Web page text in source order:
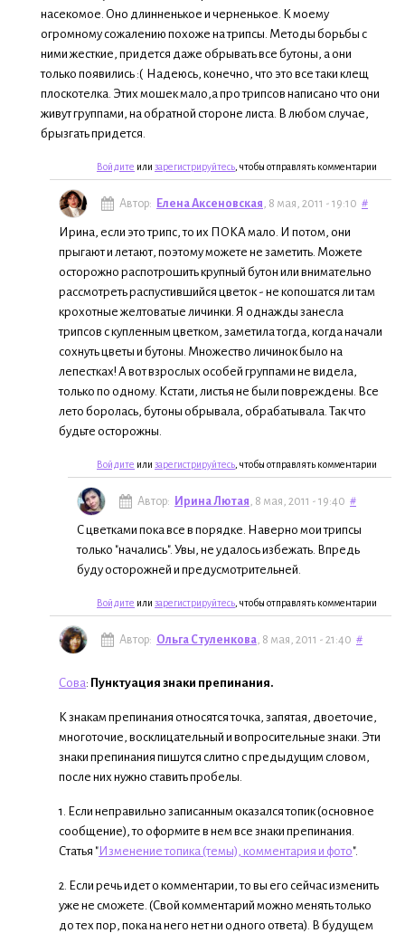
насекомое. Оно длинненькое и черненькое. К моему
огромному сожалению похоже на трипсы. Методы борьбы с
ними жесткие, придется даже обрывать все бутоны, а они
только появились :( Надеюсь, конечно, что это все таки клещ
плоскотелка. Этих мошек мало,а про трипсов написано что они
живут группами, на обратной стороне листа. В любом случае,
брызгать придется.
Войдите или зарегистрируйтесь , чтобы отправлять комментарии
Автор: Елена Аксеновская , 8 мая, 2011 - 19:10 #
Ирина, если это трипс, то их ПОКА мало. И потом, они
прыгают и летают, поэтому можете не заметить. Можете
осторожно распотрошить крупный бутон или внимательно
рассмотреть распустившийся цветок - не копошатся ли там
крохотные желтоватые личинки. Я однажды занесла
трипсов с купленным цветком, заметила тогда, когда начали
сохнуть цветы и бутоны. Множество личинок было на
лепестках! А вот взрослых особей группами не видела,
только по одному. Кстати, листья не были повреждены. Все
лето боролась, бутоны обрывала, обрабатывала. Так что
будьте осторожны.
Войдите или зарегистрируйтесь , чтобы отправлять комментарии
Автор: Ирина Лютая , 8 мая, 2011 - 19:40 #
C цветками пока все в порядке. Наверно мои трипсы
только "начались". Увы, не удалось избежать. Впредь
буду осторожней и предусмотрительней.
Войдите или зарегистрируйтесь , чтобы отправлять комментарии
Автор: Ольга Стуленкова , 8 мая, 2011 - 21:40 #
Сова: Пунктуация знаки препинания.
К знакам препинания относятся точка, запятая, двоеточие,
многоточие, восклицательный и вопросительные знаки. Эти
знаки препинания пишутся слитно с предыдущим словом,
после них нужно ставить пробелы.
1. Если неправильно записанным оказался топик (основное
сообщение), то оформите в нем все знаки препинания.
Статья " Изменение топика (темы), комментария и фото".
2. Если речь идет о комментарии, то вы его сейчас изменить
уже не сможете. (Свой комментарий можно менять только
до тех пор, пока на него нет ни одного ответа). В будущем